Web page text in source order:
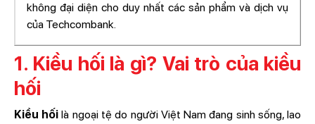
không đại diện cho duy nhất các sản phẩm và dịch vụ
của Techcombank.
1. Kiều hối là gì? Vai trò của kiều
hối
Kiều hối là ngoại tệ do người Việt Nam đang sinh sống, lao